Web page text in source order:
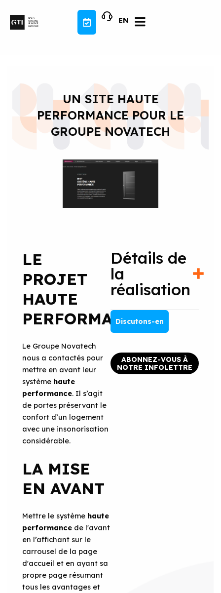
contenu
EN
UN SITE HAUTE
PERFORMANCE POUR LE
GROUPE NOVATECH
LE
PROJET
HAUTE
PERFORMANCE
Le Groupe Novatech
nous a contactés pour
mettre en avant leur
système haute
performance. Il s’agit
de portes préservant le
confort d’un logement
avec une insonorisation
considérable.
LA MISE
EN AVANT
Mettre le système haute
performancede l'avant
en l’affichant sur le
carrousel de la page
d'accueil et en ayant sa
propre page résumant
tous les avantages et
Détails de
la
réalisation
Discutons-en
ABONNEZ-VOUS À
NOTRE INFOLETTRE